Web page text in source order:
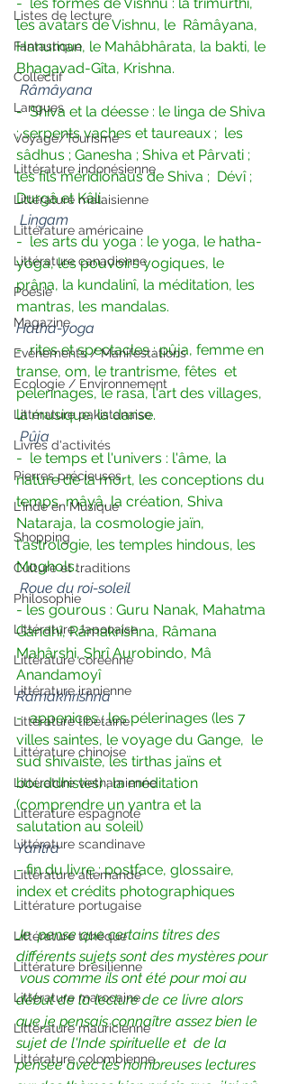
Listes de lecture
Fantastique
Collectif
Langues
Voyage/Tourisme
Littérature indonésienne
Littérature malaisienne
Littérature américaine
Littérature canadienne
Poésie
Magazine
Evènements / Manifestations
Ecologie / Environnement
Littérature pakistanaise
Livres d'activités
Pierres précieuses
L'Inde en Musique
Shopping
Culture et traditions
Philosophie
Littérature Japonaise
Littérature coréenne
Littérature iranienne
Littérature tibétaine
Littérature chinoise
Littérature vietnamienne
Littérature espagnole
Littérature scandinave
Littérature allemande
Littérature portugaise
Littérature tchèque
Littérature brésilienne
Littérature marocaine
Littérature mauricienne
Littérature colombienne
les avatars de Vishnu, le  Râmâyana,
Hanuman, le Mahâbhârata, la bakti, le
Bhagavad-Gîta, Krishna.
Râmâyana
-  Shiva et la déesse : le linga de Shiva
; serpents vaches et taureaux ;  les
sâdhus ; Ganesha ; Shiva et Pârvati ;
les fils méridionaus de Shiva ;  Dévî ;
Durgâ et Kâli.
Lingam
-  les arts du yoga : le yoga, le hatha-
yoga, les pouvoirs yogiques, le
prâna, la kundalinî, la méditation, les
mantras, les mandalas.
Hatha-yoga
-  rites et spectacles : pûja, femme en
transe, om, le trantrisme, fêtes  et
pélerinages, le rasa, l'art des villages,
la musique, la danse.
Pûja
-  le temps et l'univers : l'âme, la
nature de la mort, les conceptions du
temps, mâyâ, la création, Shiva
Nataraja, la cosmologie jaïn,
l'astrologie, les temples hindous, les
Moghols.
Roue du roi-soleil
- les gourous : Guru Nanak, Mahatma
Gandhî, Râmakrishna, Râmana
Mahârshi, Shrî Aurobindo, Mâ
Anandamoyî
Râmakhrishna
-  appenices : les pélerinages (les 7
villes saintes, le voyage du Gange,  le
sud shivaïste, les tirthas jaïns et
bouddhistes) ; la méditation
(comprendre un yantra et la
salutation au soleil)
Yantra
- fin du livre : postface, glossaire,
index et crédits photographiques
Je  pense que certains titres des
différents sujets sont des mystères pour
vous comme ils ont été pour moi au
début de la lecture de ce livre alors
que je pensais connaître assez bien le
sujet de l'Inde spirituelle et  de la
pensée avec les nombreuses lectures